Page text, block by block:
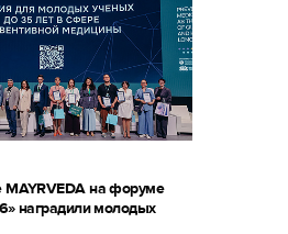
на форуме
наградили молодых